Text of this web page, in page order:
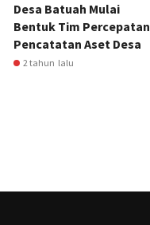
Desa Batuah Mulai
Bentuk Tim Percepatan
Pencatatan Aset Desa
2 tahun lalu